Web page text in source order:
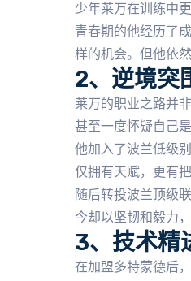
少年莱万在训练中
青春期的他经历了
样的机会。但他依
2、逆境突
莱万的职业之路并
甚至一度怀疑自己
他加入了波兰低级
仅拥有天赋，更有
随后转投波兰顶级
今却以坚韧和毅力
3、技术精
在加盟多特蒙德后